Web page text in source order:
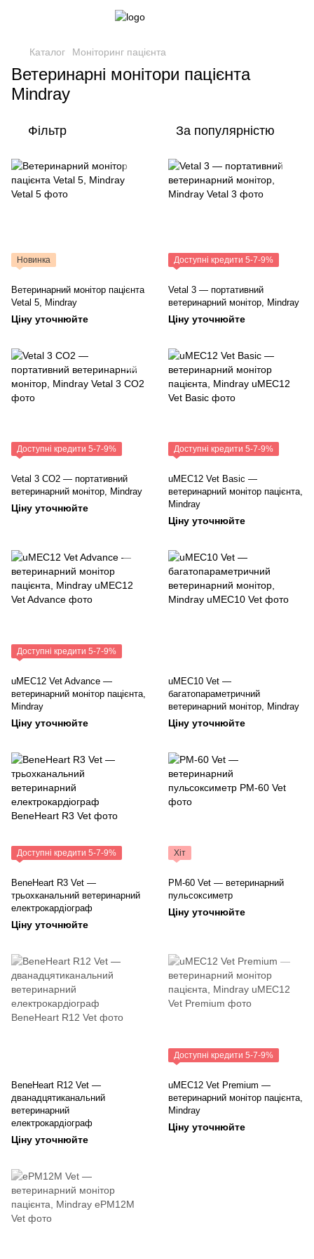
Каталог Моніторинг пацієнта
Ветеринарні монітори пацієнта
Mindray
Фільтр За популярністю
Новинка
Ветеринарний монітор пацієнта
Vetal 5, Mindray
Ціну уточнюйте
Доступні кредити 5-7-9%
Vetal 3 — портативний
ветеринарний монітор, Mindray
Ціну уточнюйте
Доступні кредити 5-7-9%
Vetal 3 CO2 — портативний
ветеринарний монітор, Mindray
Ціну уточнюйте
Доступні кредити 5-7-9%
uMEC12 Vet Basic —
ветеринарний монітор пацієнта,
Mindray
Ціну уточнюйте
Доступні кредити 5-7-9%
uMEC12 Vet Advance —
ветеринарний монітор пацієнта,
Mindray
Ціну уточнюйте
uMEC10 Vet —
багатопараметричний
ветеринарний монітор, Mindray
Ціну уточнюйте
Доступні кредити 5-7-9%
BeneHeart R3 Vet —
трьохканальний ветеринарний
електрокардіограф
Ціну уточнюйте
Хіт
PM-60 Vet — ветеринарний
пульсоксиметр
Ціну уточнюйте
BeneHeart R12 Vet —
дванадцятиканальний
ветеринарний
електрокардіограф
Ціну уточнюйте
Доступні кредити 5-7-9%
uMEC12 Vet Premium —
ветеринарний монітор пацієнта,
Mindray
Ціну уточнюйте